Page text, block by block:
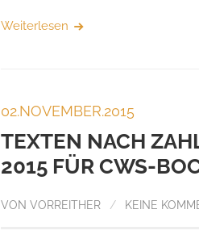
Weiterlesen
02.NOVEMBER.2015
TEXTEN NACH
2015 FÜR CWS-
VON VORREITHER / KEINE